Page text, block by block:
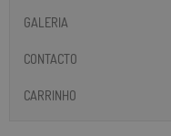
GALERIA
CONTACTO
CARRINHO